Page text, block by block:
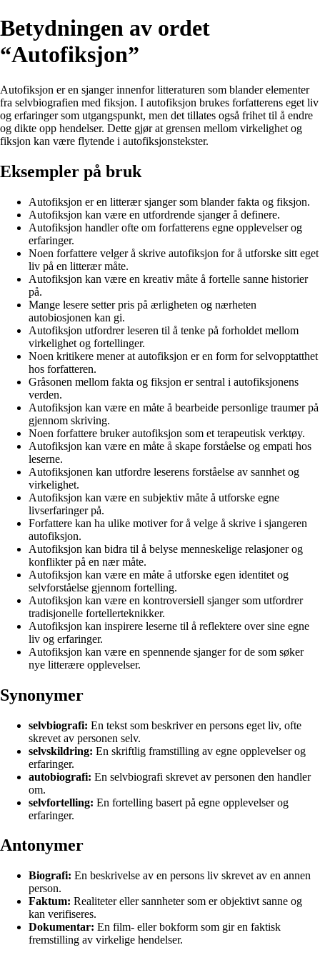
Betydningen av ordet
“Autofiksjon”
Autofiksjon er en sjanger innenfor litteraturen som blander elementer
fra selvbiografien med fiksjon. I autofiksjon brukes forfatterens eget liv
og erfaringer som utgangspunkt, men det tillates også frihet til å endre
og dikte opp hendelser. Dette gjør at grensen mellom virkelighet og
fiksjon kan være flytende i autofiksjonstekster.
Eksempler på bruk
Autofiksjon er en litterær sjanger som blander fakta og fiksjon.
Autofiksjon kan være en utfordrende sjanger å definere.
Autofiksjon handler ofte om forfatterens egne opplevelser og
erfaringer.
Noen forfattere velger å skrive autofiksjon for å utforske sitt eget
liv på en litterær måte.
Autofiksjon kan være en kreativ måte å fortelle sanne historier
på.
Mange lesere setter pris på ærligheten og nærheten
autobiosjonen kan gi.
Autofiksjon utfordrer leseren til å tenke på forholdet mellom
virkelighet og fortellinger.
Noen kritikere mener at autofiksjon er en form for selvopptatthet
hos forfatteren.
Gråsonen mellom fakta og fiksjon er sentral i autofiksjonens
verden.
Autofiksjon kan være en måte å bearbeide personlige traumer på
gjennom skriving.
Noen forfattere bruker autofiksjon som et terapeutisk verktøy.
Autofiksjon kan være en måte å skape forståelse og empati hos
leserne.
Autofiksjonen kan utfordre leserens forståelse av sannhet og
virkelighet.
Autofiksjon kan være en subjektiv måte å utforske egne
livserfaringer på.
Forfattere kan ha ulike motiver for å velge å skrive i sjangeren
autofiksjon.
Autofiksjon kan bidra til å belyse menneskelige relasjoner og
konflikter på en nær måte.
Autofiksjon kan være en måte å utforske egen identitet og
selvforståelse gjennom fortelling.
Autofiksjon kan være en kontroversiell sjanger som utfordrer
tradisjonelle fortellerteknikker.
Autofiksjon kan inspirere leserne til å reflektere over sine egne
liv og erfaringer.
Autofiksjon kan være en spennende sjanger for de som søker
nye litterære opplevelser.
Synonymer
selvbiografi: En tekst som beskriver en persons eget liv, ofte
skrevet av personen selv.
selvskildring: En skriftlig framstilling av egne opplevelser og
erfaringer.
autobiografi: En selvbiografi skrevet av personen den handler
om.
selvfortelling: En fortelling basert på egne opplevelser og
erfaringer.
Antonymer
Biografi: En beskrivelse av en persons liv skrevet av en annen
person.
Faktum: Realiteter eller sannheter som er objektivt sanne og
kan verifiseres.
Dokumentar: En film- eller bokform som gir en faktisk
fremstilling av virkelige hendelser.